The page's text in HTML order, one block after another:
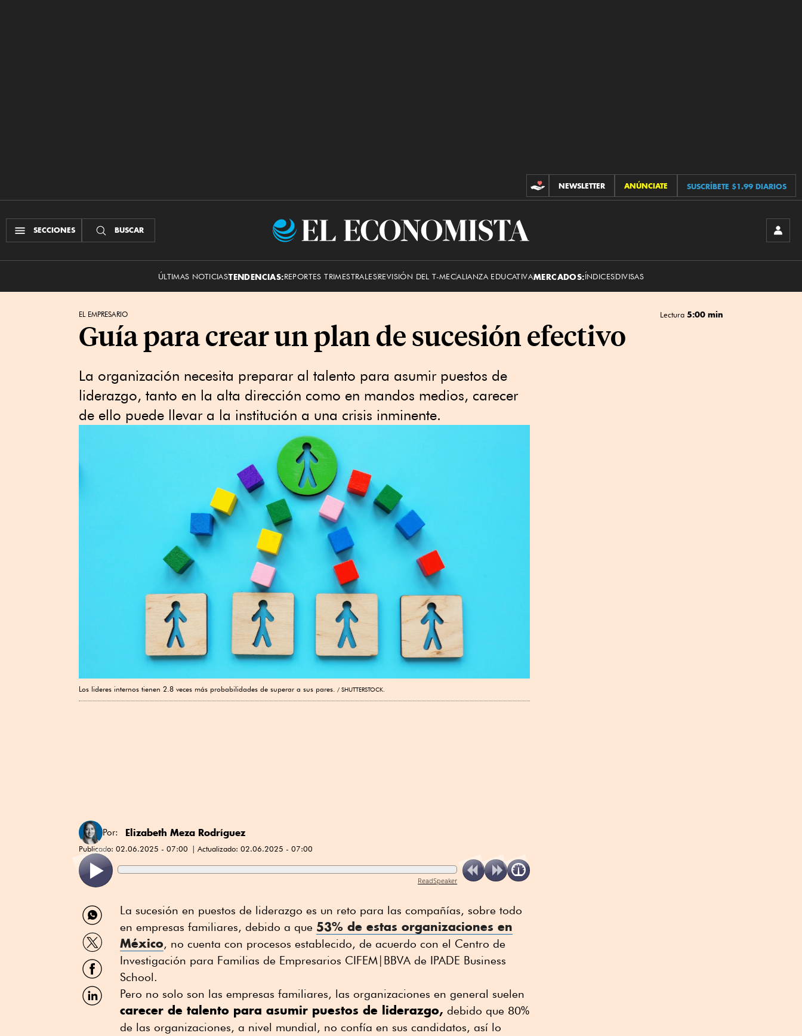
CONTRIBUCIONES
NEWSLETTER ANÚNCIATE SUSCRÍBETE $1.99 DIARIOS
SECCIONES BUSCAR
El
ÚLTIMAS NOTICIASTENDENCIAS:REPORTES TRIMESTRALESREVISIÓN DEL T-MECALIANZA EDUCATIVAMERCADOS:ÍNDICESDIVISAS
EL EMPRESARIO Lectura 5:00 min
Guía para crear un plan de sucesión efectivo
La organización necesita preparar al talento para asumir puestos de
liderazgo, tanto en la alta dirección como en mandos medios, carecer
de ello puede llevar a la institución a una crisis inminente.
Los lideres internos tienen 2.8 veces más probabilidades de superar a sus pares. SHUTTERSTOCK.
Por: Elizabeth Meza Rodríguez
Publicado: 02.06.2025 - 07:00 Actualizado: 02.06.2025 - 07:00
ReadSpeaker
Compartir
por
WhatsApp
Compartir
por
Twitter
Compartir
por
Facebook
Compartir
por
La sucesión en puestos de liderazgo es un reto para las compañías, sobre todo
en empresas familiares, debido a que 53% de estas organizaciones en
México, no cuenta con procesos establecido, de acuerdo con el Centro de
Investigación para Familias de Empresarios CIFEM|BBVA de IPADE Business
School.
Pero no solo son las empresas familiares, las organizaciones en general suelen
carecer de talento para asumir puestos de liderazgo, debido que 80%
de las organizaciones, a nivel mundial, no confía en sus candidatos, así lo